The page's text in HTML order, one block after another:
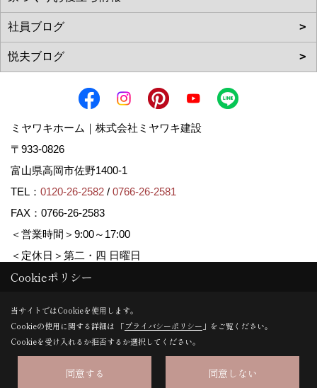
ミヤワキホーム｜株式会社ミヤワキ建設
〒933-0826
富山県高岡市佐野1400-1
TEL： 0120-26-2582 / 0766-26-2581
FAX：0766-26-2583
＜営業時間＞9:00～17:00
＜定休日＞第二・四 日曜日
Copyright (c) MIYAWAKI HOME. All Rights Reserved.
Produced byゴデスクリエイト
Cookieポリシー
当サイトではCookieを使用します。
Cookieの使用に関する詳細は 「プライバシーポリシー 」をご覧ください。
Cookieを受け入れるか拒否するか選択してください。
同意する 同意しない